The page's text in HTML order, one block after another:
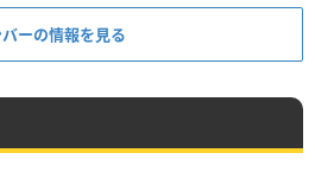
ーの情報を見る